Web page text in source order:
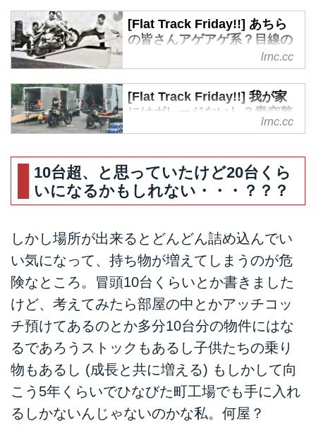
[Flat Track Friday!!] あちら
の皆さんアゲアゲ系？目線の
高さにマシンを据える"机上の
〇〇型"メンテナンス・スタイ
ルを考える！ - LAWRENCE -
in partnership with Motor
う。大の男4人がキャッキャしな
がらバイクを押し上げるこちらの
日曜大工的木製モーターサイク
ル・ワークベンチ(整備作業台)、
のプライベートガレージを席巻し
たアイテムだそうですが、その仕
掛け人は左端のレイさんと右端の
ニールさん。本場のダートトラッ
クレースシーンに"フレームはビ
ルドするもの"という概念をもた
らした彼らの強力な活動資金源と
なり、現代にもつながる"机上整
備スタイル"の走りとなったこの
作業台をきっかけに、今日は我が
国とあちらのメ...
lrnc.cc
[Flat Track Friday!!] 我が家
にはガレージないし？青空整
備は限界あるし？でも本場の
しちゃいますよ！ -
LAWRENCE - in partnership
with Motor Magazine Media
とながら、我が国の狭小な住空間
事情では、整備や保管のためのス
ペースの確保はなかなかに頭の痛
い問題です。アメリカのモーター
サイクルカルチャーといったら、
広々としたガレージやワークショ
ップのイメージですが、彼らとて
シチュエーションによっては露天
で重ための整備メニューをこなす
(しかない？) 場面もあります。本
日はそんな、本場のプロのレース
メカニックたちによる青空整備の
lrnc.cc
10台超、と思っていたけど20台くら
いになるかもしれない・・・？？？
しかし場所が出来るとどんどん詰め込んでい
い気になって、持ち物が増えてしまうのが危
険なところ。冒頭10台くらいとか書きました
けど、考えてみたら部屋の中とかアッチコッ
チ預けてあるのとか多分10台分の物件にはな
るであろうストックもあるし子供たちの乗り
物もあるし (成長と共に増える) もしかして向
こう5年くらいでひなびた町工場でも手に入れ
るしかないんじゃないのかな私。何屋？